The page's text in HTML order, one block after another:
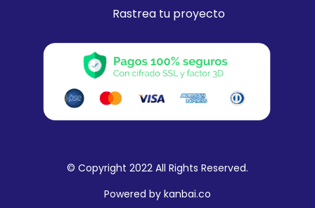
Rastrea tu proyecto
© Copyright 2022 All Rights Reserved.
Powered by kanbai.co